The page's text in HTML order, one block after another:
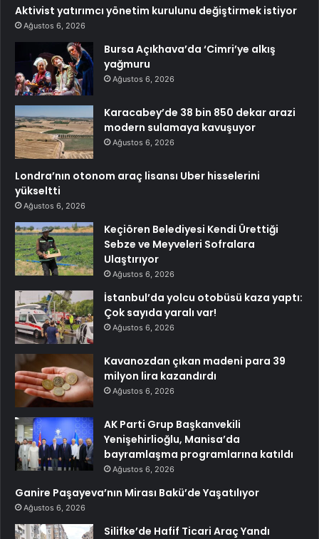
Aktivist yatırımcı yönetim kurulunu değiştirmek istiyor
Ağustos 6, 2026
Bursa Açıkhava’da ‘Cimri’ye alkış
yağmuru
Ağustos 6, 2026
Karacabey’de 38 bin 850 dekar arazi
modern sulamaya kavuşuyor
Ağustos 6, 2026
Londra’nın otonom araç lisansı Uber hisselerini
yükseltti
Ağustos 6, 2026
Keçiören Belediyesi Kendi Ürettiği
Sebze ve Meyveleri Sofralara
Ulaştırıyor
Ağustos 6, 2026
İstanbul’da yolcu otobüsü kaza yaptı:
Çok sayıda yaralı var!
Ağustos 6, 2026
Kavanozdan çıkan madeni para 39
milyon lira kazandırdı
Ağustos 6, 2026
AK Parti Grup Başkanvekili
Yenişehirlioğlu, Manisa’da
bayramlaşma programlarına katıldı
Ağustos 6, 2026
Ganire Paşayeva’nın Mirası Bakü’de Yaşatılıyor
Ağustos 6, 2026
Silifke’de Hafif Ticari Araç Yandı